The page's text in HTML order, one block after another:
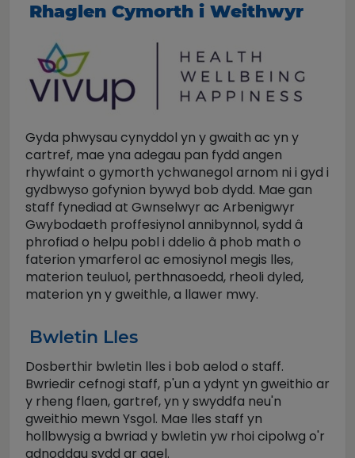
Rhaglen Cymorth i Weithwyr
Gyda phwysau cynyddol yn y gwaith ac yn y
cartref, mae yna adegau pan fydd angen
rhywfaint o gymorth ychwanegol arnom ni i gyd i
gydbwyso gofynion bywyd bob dydd. Mae gan
staff fynediad at Gwnselwyr ac Arbenigwyr
Gwybodaeth proffesiynol annibynnol, sydd â
phrofiad o helpu pobl i ddelio â phob math o
faterion ymarferol ac emosiynol megis lles,
materion teuluol, perthnasoedd, rheoli dyled,
materion yn y gweithle, a llawer mwy.
Bwletin Lles
Dosberthir bwletin lles i bob aelod o staff.
Bwriedir cefnogi staff, p'un a ydynt yn gweithio ar
y rheng flaen, gartref, yn y swyddfa neu'n
gweithio mewn Ysgol. Mae lles staff yn
hollbwysig a bwriad y bwletin yw rhoi cipolwg o'r
adnoddau sydd ar gael.